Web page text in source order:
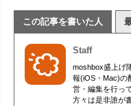
この記事を書いた人
Staff
moshbox盛上げ
報(iOS・Mac)の
営・編集を行っ
方々は是非誰が